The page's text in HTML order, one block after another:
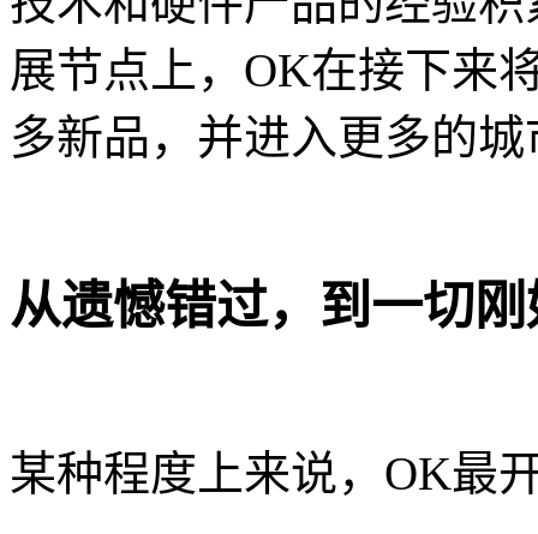
展节点上，OK在接下来
多新品，并进入更多的
从遗憾错过，到一切刚
某种程度上来说，OK最